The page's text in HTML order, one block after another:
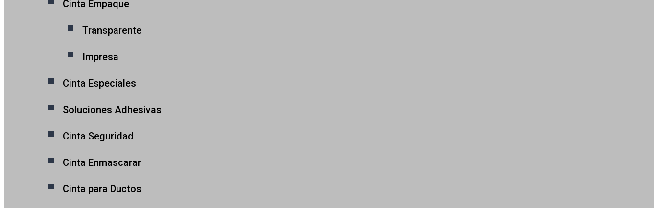
Cinta Empaque
Transparente
Impresa
Cinta Especiales
Soluciones Adhesivas
Cinta Seguridad
Cinta Enmascarar
Cinta para Ductos